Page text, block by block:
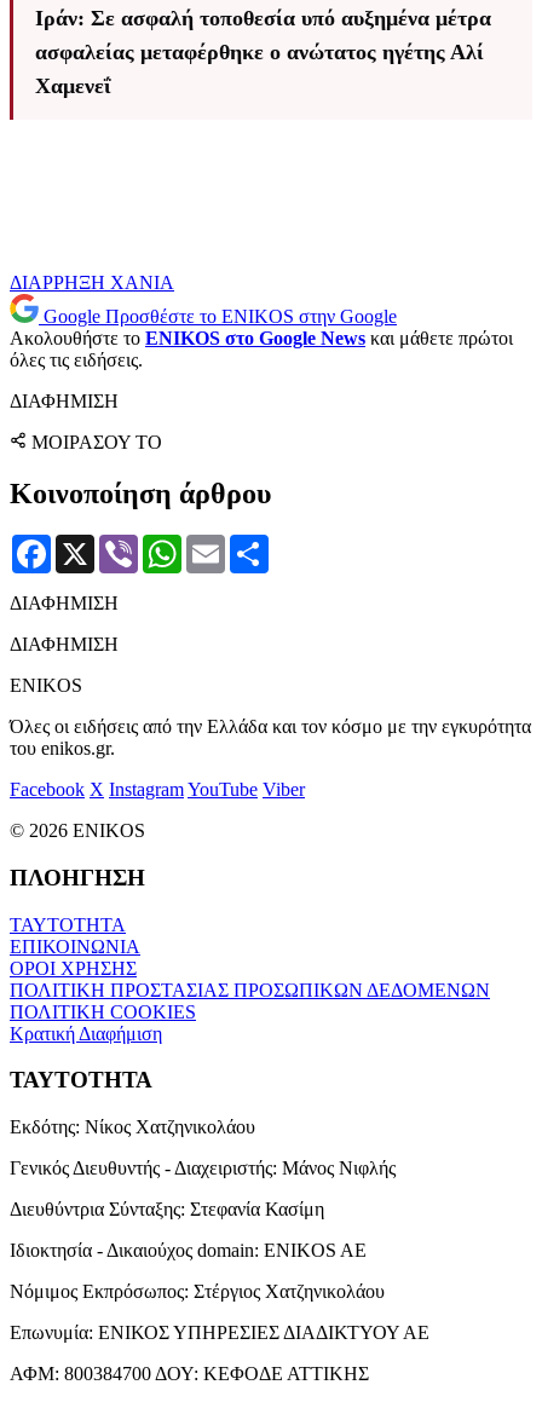
Ιράν: Σε ασφαλή τοποθεσία υπό αυξημένα μέτρα
ασφαλείας μεταφέρθηκε ο ανώτατος ηγέτης Αλί
Χαμενεΐ
ΔΙΑΡΡΗΞΗ ΧΑΝΙΑ
Google Προσθέστε το ENIKOS στην Google
Ακολουθήστε το ENIKOS στο Google News και μάθετε πρώτοι
όλες τις ειδήσεις.
ΔΙΑΦΗΜΙΣΗ
ΜΟΙΡΑΣΟΥ ΤΟ
Κοινοποίηση άρθρου
Facebook
X Viber WhatsApp
Email
ΔΙΑΦΗΜΙΣΗ
ΔΙΑΦΗΜΙΣΗ
ENIKOS
Όλες οι ειδήσεις από την Ελλάδα και τον κόσμο με την εγκυρότητα
του enikos.gr.
Facebook X InstagramYouTube Viber
© 2026 ENIKOS
ΠΛΟΗΓΗΣΗ
ΤΑΥΤΟΤΗΤΑ
ΕΠΙΚΟΙΝΩΝΙΑ
ΟΡΟΙ ΧΡΗΣΗΣ
ΠΟΛΙΤΙΚΗ ΠΡΟΣΤΑΣΙΑΣ ΠΡΟΣΩΠΙΚΩΝ ΔΕΔΟΜΕΝΩΝ
ΠΟΛΙΤΙΚΗ COOKIES
Κρατική Διαφήμιση
ΤΑΥΤΟΤΗΤΑ
Εκδότης: Νίκος Χατζηνικολάου
Γενικός Διευθυντής - Διαχειριστής: Μάνος Νιφλής
Διευθύντρια Σύνταξης: Στεφανία Κασίμη
Ιδιοκτησία - Δικαιούχος domain: ENIKOS AE
Νόμιμος Εκπρόσωπος: Στέργιος Χατζηνικολάου
Επωνυμία: ΕΝΙΚΟΣ ΥΠΗΡΕΣΙΕΣ ΔΙΑΔΙΚΤΥΟΥ ΑΕ
ΑΦΜ: 800384700 ΔΟΥ: ΚΕΦΟΔΕ ΑΤΤΙΚΗΣ